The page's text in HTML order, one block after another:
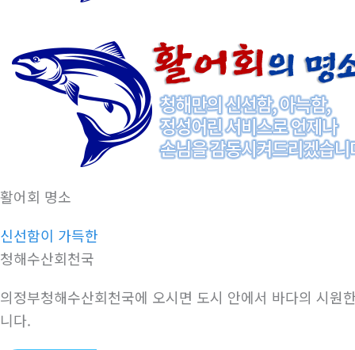
활어회 명소
신선함이 가득한
청해수산회천국
의정부청해수산회천국에 오시면 도시 안에서 바다의 시
니다.